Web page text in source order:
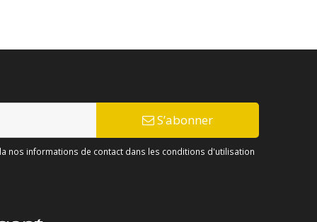
S’abonner
nos informations de contact dans les conditions d'utilisation